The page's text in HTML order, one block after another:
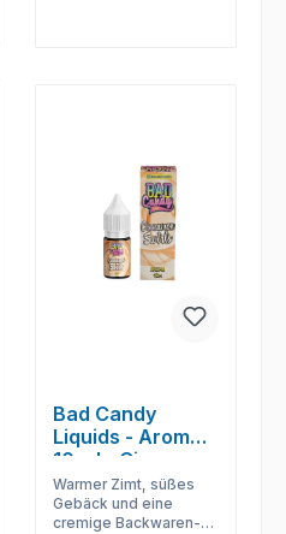
Bad Candy
Liquids - Aromen
10 ml - Cinnamon
Swirls
Warmer Zimt, süßes
Gebäck und eine
cremige Backwaren-